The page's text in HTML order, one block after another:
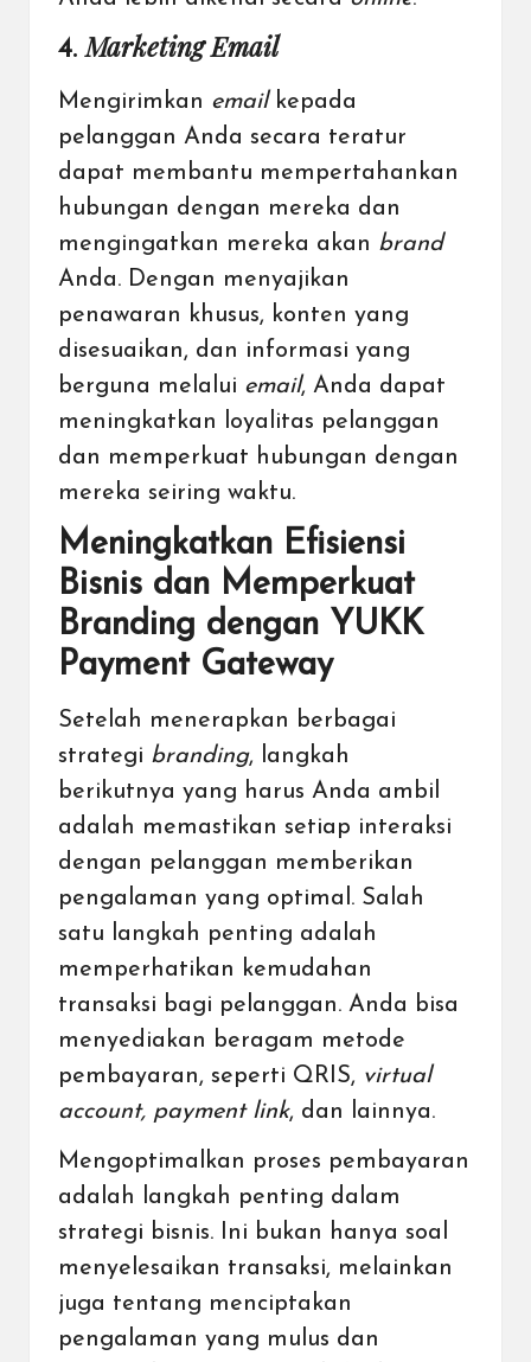
4.Marketing Email
Mengirimkan emailkepada
pelanggan Anda secara teratur
dapat membantu mempertahankan
hubungan dengan mereka dan
mengingatkan mereka akan brand
Anda. Dengan menyajikan
penawaran khusus, konten yang
disesuaikan, dan informasi yang
berguna melalui email, Anda dapat
meningkatkan loyalitas pelanggan
dan memperkuat hubungan dengan
mereka seiring waktu.
Meningkatkan Efisiensi
Bisnis dan Memperkuat
Branding dengan YUKK
Payment Gateway
Setelah menerapkan berbagai
strategi branding, langkah
berikutnya yang harus Anda ambil
adalah memastikan setiap interaksi
dengan pelanggan memberikan
pengalaman yang optimal. Salah
satu langkah penting adalah
memperhatikan kemudahan
transaksi bagi pelanggan. Anda bisa
menyediakan beragam metode
pembayaran, seperti QRIS, virtual
account, payment link, dan lainnya.
Mengoptimalkan proses pembayaran
adalah langkah penting dalam
strategi bisnis. Ini bukan hanya soal
menyelesaikan transaksi, melainkan
juga tentang menciptakan
pengalaman yang mulus dan